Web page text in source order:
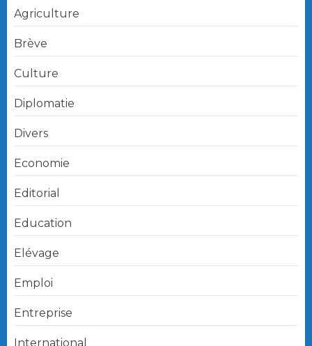
Agriculture
Brève
Culture
Diplomatie
Divers
Economie
Editorial
Education
Elévage
Emploi
Entreprise
International